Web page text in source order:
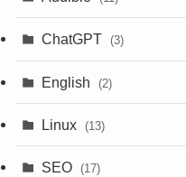
ChatGPT (3)
English (2)
Linux (13)
SEO (17)